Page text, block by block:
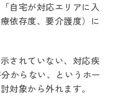
自宅が対応エリアに入
依存度、要介護度）に
されていない、対応疾
からない、というホー
対象から外れます。